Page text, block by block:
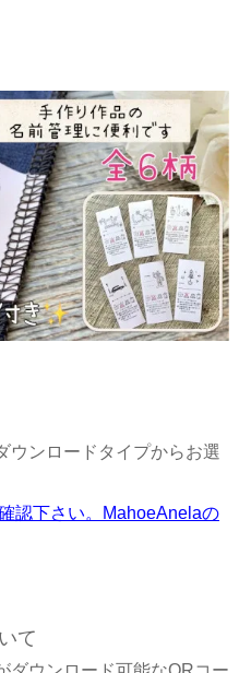
ンロードタイプからお選
認下さい。MahoeAnelaの
て